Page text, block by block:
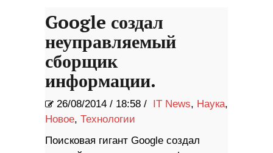
Google создал
неуправляемый
сборщик
информации.
26/08/2014 / 18:58 / IT News, Наука,
Новое, Технологии
Поисковая гигант Google создал